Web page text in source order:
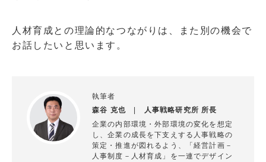
人材育成との理論的なつながりは、また別の機会で
お話したいと思います。
執筆者
森谷 克也 人事戦略研究所 所長
企業の内部環境・外部環境の変化を想定
し、企業の成長を下支えする人事戦略の
策定・推進が図れるよう、「経営計画－
人事制度－人材育成」を一連でデザイン